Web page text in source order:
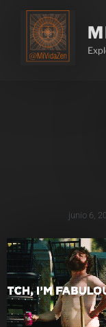
junio 6,